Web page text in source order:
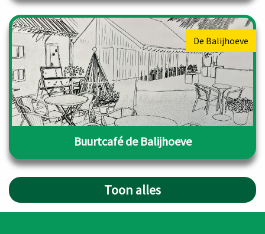
Buurtcafé de Balijhoeve
De Balijhoeve
Toon alles